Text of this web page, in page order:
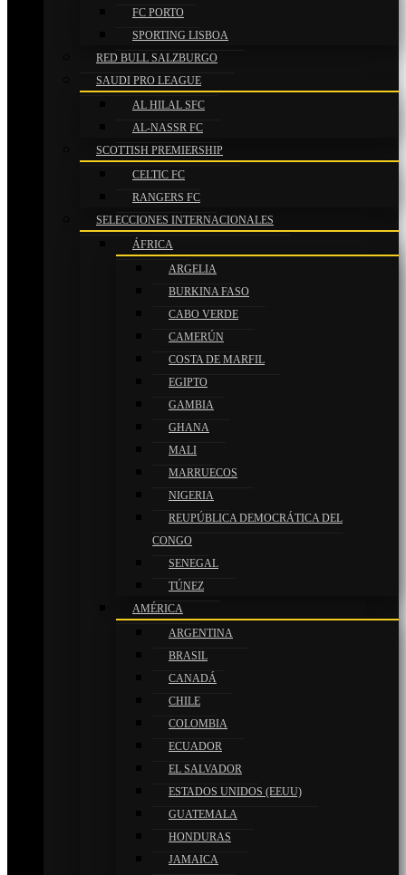
FC PORTO
SPORTING LISBOA
RED BULL SALZBURGO
SAUDI PRO LEAGUE
AL HILAL SFC
AL-NASSR FC
SCOTTISH PREMIERSHIP
CELTIC FC
RANGERS FC
SELECCIONES INTERNACIONALES
ÁFRICA
ARGELIA
BURKINA FASO
CABO VERDE
CAMERÚN
COSTA DE MARFIL
EGIPTO
GAMBIA
GHANA
MALI
MARRUECOS
NIGERIA
REUPÚBLICA DEMOCRÁTICA DEL
CONGO
SENEGAL
TÚNEZ
AMÉRICA
ARGENTINA
BRASIL
CANADÁ
CHILE
COLOMBIA
ECUADOR
EL SALVADOR
ESTADOS UNIDOS (EEUU)
GUATEMALA
HONDURAS
JAMAICA